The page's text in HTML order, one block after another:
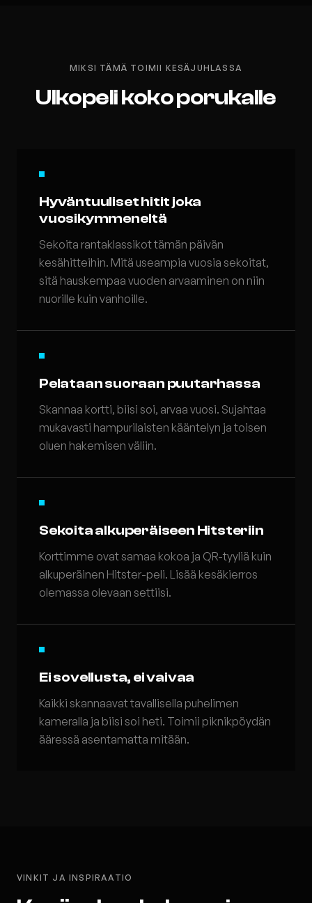
MIKSI TÄMÄ TOIMII KESÄJUHLASSA
Ulkopeli koko porukalle
Hyväntuuliset hitit joka
vuosikymmeneltä
Sekoita rantaklassikot tämän päivän
kesähitteihin. Mitä useampia vuosia sekoitat,
sitä hauskempaa vuoden arvaaminen on niin
nuorille kuin vanhoille.
Pelataan suoraan puutarhassa
Skannaa kortti, biisi soi, arvaa vuosi. Sujahtaa
mukavasti hampurilaisten kääntelyn ja toisen
oluen hakemisen väliin.
Sekoita alkuperäiseen Hitsteriin
Korttimme ovat samaa kokoa ja QR-tyyliä kuin
alkuperäinen Hitster-peli. Lisää kesäkierros
olemassa olevaan settiisi.
Ei sovellusta, ei vaivaa
Kaikki skannaavat tavallisella puhelimen
kameralla ja biisi soi heti. Toimii piknikpöydän
ääressä asentamatta mitään.
VINKIT JA INSPIRAATIO